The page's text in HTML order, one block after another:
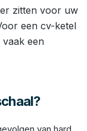
zitten voor uw
een cv-ketel
een